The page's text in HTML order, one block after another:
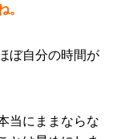
。
ぼ自分の時間が
当にままならな